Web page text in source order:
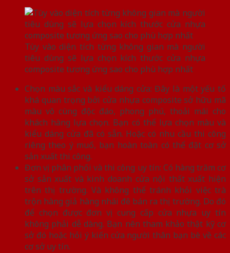
Tùy vào diện tích từng không gian mà người
tiêu dùng sẽ lựa chọn kích thước cửa nhựa
composite tương ứng sao cho phù hợp nhất
Chọn màu sắc và kiểu dáng cửa: Đây là một yếu tố
khá quan trọng bởi cửa nhựa composite sở hữu mã
màu vô cùng độc đáo, phong phú, thoải mái cho
khách hàng lựa chọn. Bạn có thể lựa chọn màu và
kiểu dáng cửa đã có sẵn. Hoặc có nhu cầu thi công
riêng theo ý muố, bạn hoàn toàn có thể đặt cơ sở
sản xuất thi công.
Đơn vị phân phối và thi công uy tín: Có hàng trăm cơ
sở sản xuất và kinh doanh cửa nội thất xuất hiện
trên thị trường. Và không thể tránh khỏi việc trà
trộn hàng giả hàng nhái đê bán ra thị trường. Do đó
để chọn được đơn vị cung cấp cửa nhựa uy tín
không phải dễ dàng. Bạn nên tham khảo thật kỹ cơ
sở đó hoặc hỏi ý kiến cửa người thân bạn bè về các
cơ sở uy tín.